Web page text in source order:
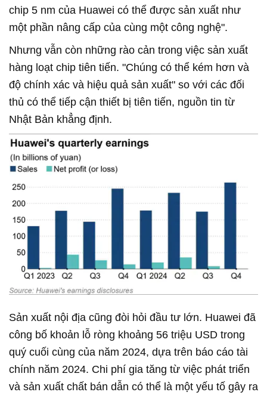
chip 5 nm của Huawei có thể được sản xuất như
một phần nâng cấp của cùng một công nghệ".
Nhưng vẫn còn những rào cản trong việc sản xuất
hàng loạt chip tiên tiến. "Chúng có thể kém hơn và
độ chính xác và hiệu quả sản xuất" so với các đối
thủ có thể tiếp cận thiết bị tiên tiến, nguồn tin từ
Nhật Bản khẳng định.
Sản xuất nội địa cũng đòi hỏi đầu tư lớn. Huawei đã
công bố khoản lỗ ròng khoảng 56 triệu USD trong
quý cuối cùng của năm 2024, dựa trên báo cáo tài
chính năm 2024. Chi phí gia tăng từ việc phát triển
và sản xuất chất bán dẫn có thể là một yếu tố gây ra